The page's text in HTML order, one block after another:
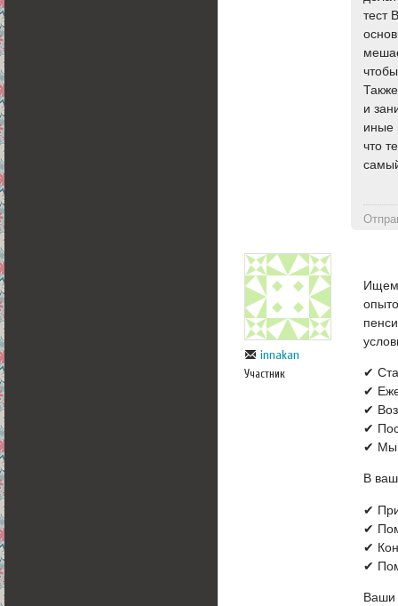
тест
и
иные
что
innakan
Участник
Ищeм
✔
✔
✔
✔
✔ Мы
В
✔
✔
✔
✔
Ваши